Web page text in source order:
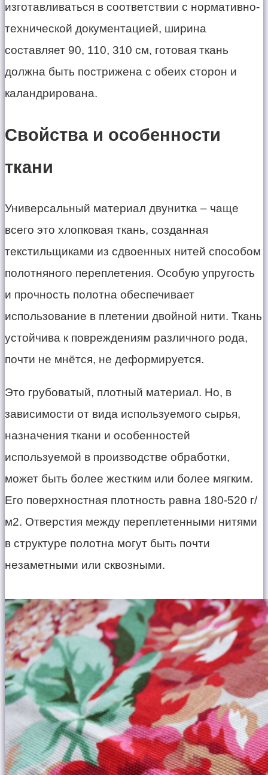
изготавливаться в соответствии с нормативно-
технической документацией, ширина
составляет 90, 110, 310 см, готовая ткань
должна быть пострижена с обеих сторон и
каландрирована.
Свойства и особенности
ткани
Универсальный материал двунитка – чаще
всего это хлопковая ткань, созданная
текстильщиками из сдвоенных нитей способом
полотняного переплетения. Особую упругость
и прочность полотна обеспечивает
использование в плетении двойной нити. Ткань
устойчива к повреждениям различного рода,
почти не мнётся, не деформируется.
Это грубоватый, плотный материал. Но, в
зависимости от вида используемого сырья,
назначения ткани и особенностей
используемой в производстве обработки,
может быть более жестким или более мягким.
Его поверхностная плотность равна 180-520 г/
м2. Отверстия между переплетенными нитями
в структуре полотна могут быть почти
незаметными или сквозными.